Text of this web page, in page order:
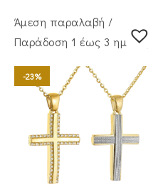
Άμεση παραλαβή /
Παράδoση 1 έως 3 ημέρες
-23%